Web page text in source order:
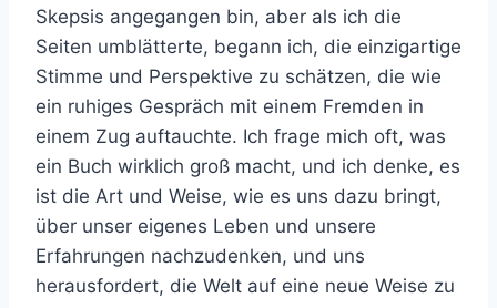
Skepsis angegangen bin, aber als ich die
Seiten umblätterte, begann ich, die einzigartige
Stimme und Perspektive zu schätzen, die wie
ein ruhiges Gespräch mit einem Fremden in
einem Zug auftauchte. Ich frage mich oft, was
ein Buch wirklich groß macht, und ich denke, es
ist die Art und Weise, wie es uns dazu bringt,
über unser eigenes Leben und unsere
Erfahrungen nachzudenken, und uns
herausfordert, die Welt auf eine neue Weise zu